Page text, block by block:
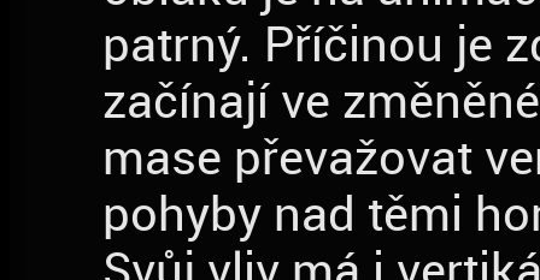
patrný. Příčinou je
začínají ve
mase převažovat
pohyby nad těmi